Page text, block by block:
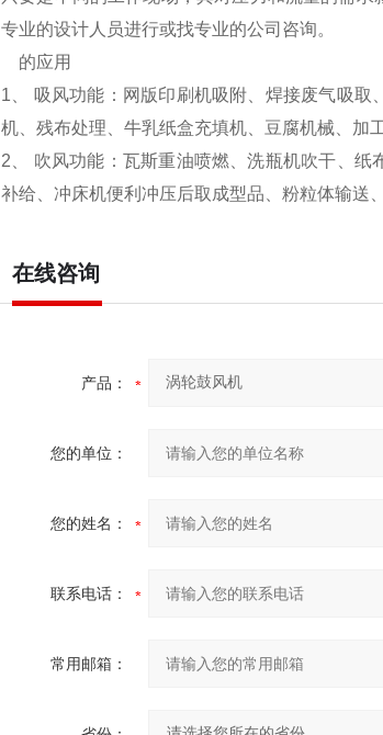
专业的设计人员进行或找专业的公司咨询。
的应用
1、 吸风功能：网版印刷机吸附、焊接废气吸
机、残布处理、牛乳纸盒充填机、豆腐机械、加
2、 吹风功能：瓦斯重油喷燃、洗瓶机吹干、
补给、冲床机便利冲压后取成型品、粉粒体输送
在线咨询
产品：
您的单位：
您的姓名：
联系电话：
常用邮箱：